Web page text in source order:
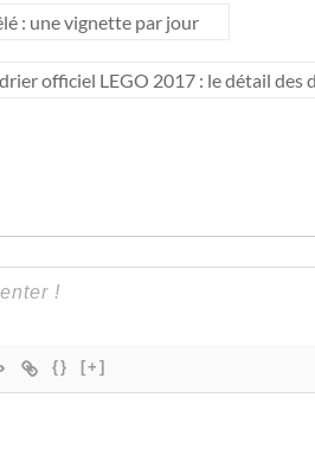
: une vignette par jour
officiel LEGO 2017 : le détail des
{} [+]